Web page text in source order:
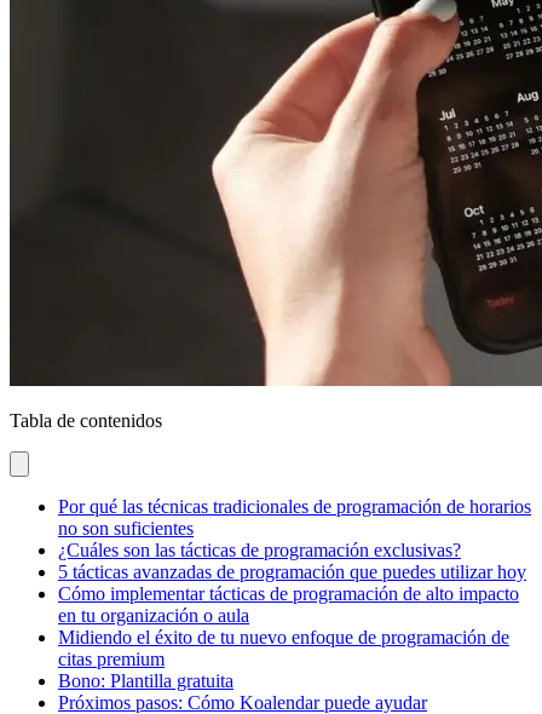
Tabla de contenidos
Por qué las técnicas tradicionales de programación de horarios
no son suficientes
¿Cuáles son las tácticas de programación exclusivas?
5 tácticas avanzadas de programación que puedes utilizar hoy
Cómo implementar tácticas de programación de alto impacto
en tu organización o aula
Midiendo el éxito de tu nuevo enfoque de programación de
citas premium
Bono: Plantilla gratuita
Próximos pasos: Cómo Koalendar puede ayudar